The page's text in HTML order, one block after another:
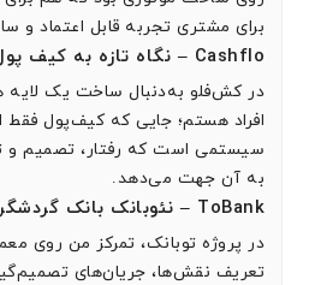
برای مشتری تجربه قابل اعتماد و
Cashflo – نگاه تازه به کیف پول و رفتار مالی
در کش‌فلو به‌دنبال ساخت یک لایه
افراد هستم؛ جایی که کیف‌پول فقط
سیستمی است که رفتار، تصمیم و
به آن جهت می‌دهد.
ToBank – نئوبانک بانک گردشگری
در پروژه توبانک، تمرکز من روی
تعریف نقش‌ها، جریان‌های